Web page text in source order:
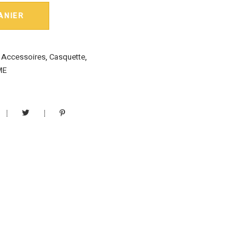
Accessoires, Casquette,